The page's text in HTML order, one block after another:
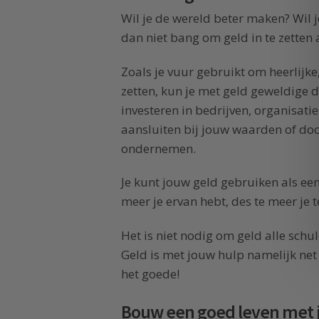
Wil je de wereld beter maken? Wil
dan niet bang om geld in te zetten
Zoals je vuur gebruikt om
zetten, kun je met geld geweldige
investeren in bedrijven,
aansluiten bij jouw waarden of
ondernemen.
Je kunt jouw geld gebruiken als
meer je ervan hebt, des te meer je
Het is niet nodig om geld alle
Geld is met jouw hulp namelijk
het goede!
Bouw een goed leven met